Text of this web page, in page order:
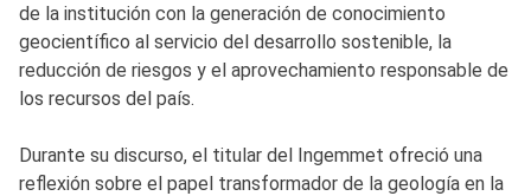
de la institución con la generación de conocimiento
geocientífico al servicio del desarrollo sostenible, la
reducción de riesgos y el aprovechamiento responsable de
los recursos del país.
Durante su discurso, el titular del Ingemmet ofreció una
reflexión sobre el papel transformador de la geología en la